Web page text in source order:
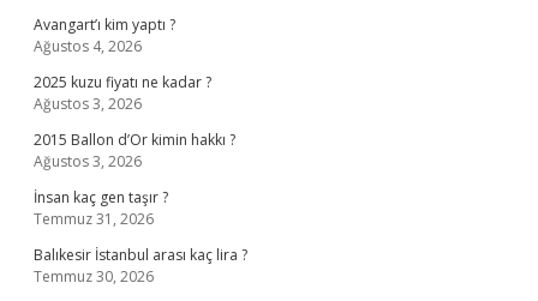
Avangart’ı kim yaptı ?
Ağustos 4, 2026
2025 kuzu fiyatı ne kadar ?
Ağustos 3, 2026
2015 Ballon d’Or kimin hakkı ?
Ağustos 3, 2026
İnsan kaç gen taşır ?
Temmuz 31, 2026
Balıkesir İstanbul arası kaç lira ?
Temmuz 30, 2026